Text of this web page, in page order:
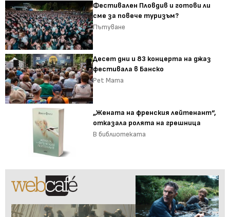
Фестивален Пловдив и готови ли
сме за повече туризъм?
Пътуване
Десет дни и 83 концерта на джаз
фестивала в Банско
Pet Mama
„Жената на френския лейтенант“,
отказала ролята на грешница
В библиотеката